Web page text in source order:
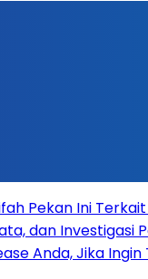
Pekan Ini
dan Investigasi
Anda, Jika